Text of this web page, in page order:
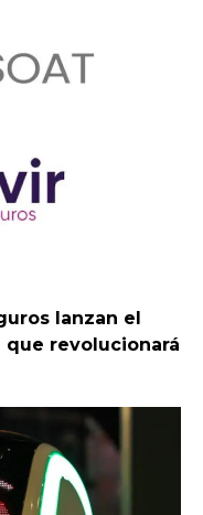
lanzan el
que revolucionará